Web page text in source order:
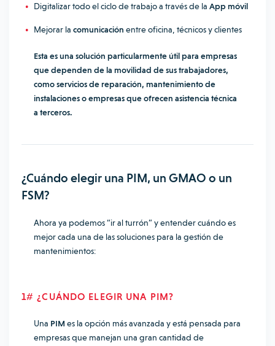
Digitalizar todo el ciclo de trabajo a través de la App móvil
Mejorar la comunicación entre oficina, técnicos y clientes
Esta es una solución particularmente útil para empresas
que dependen de la movilidad de sus trabajadores,
como servicios de reparación, mantenimiento de
instalaciones o empresas que ofrecen asistencia técnica
a terceros.
¿Cuándo elegir una PIM, un GMAO o un
FSM?
Ahora ya podemos “ir al turrón” y entender cuándo es
mejor cada una de las soluciones para la gestión de
mantenimientos:
1# ¿CUÁNDO ELEGIR UNA PIM?
Una PIM es la opción más avanzada y está pensada para
empresas que manejan una gran cantidad de